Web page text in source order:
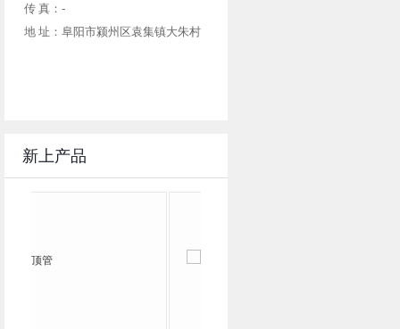
传 真：-
地 址：阜阳市颍州区袁集镇大朱村
新上产品